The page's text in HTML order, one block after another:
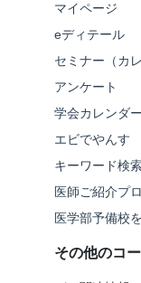
マイページ
eディテール
セミナー（カ
アンケート
学会カレンダー
エビでやんす
キーワード検
医師ご紹介プ
医学部予備校
その他のコ